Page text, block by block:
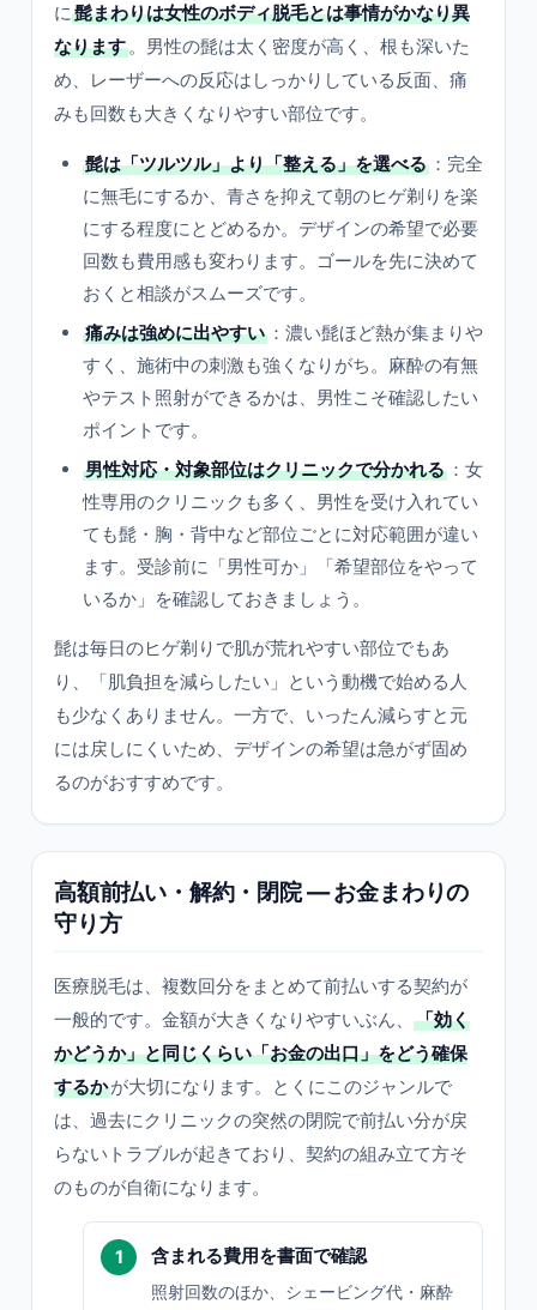
に髭まわりは女性のボディ脱毛とは事情がかなり異
なります。男性の髭は太く密度が高く、根も深いた
め、レーザーへの反応はしっかりしている反面、痛
みも回数も大きくなりやすい部位です。
髭は「ツルツル」より「整える」を選べる ：完全
に無毛にするか、青さを抑えて朝のヒゲ剃りを楽
にする程度にとどめるか。デザインの希望で必要
回数も費用感も変わります。ゴールを先に決めて
おくと相談がスムーズです。
痛みは強めに出やすい ：濃い髭ほど熱が集まりや
すく、施術中の刺激も強くなりがち。麻酔の有無
やテスト照射ができるかは、男性こそ確認したい
ポイントです。
男性対応・対象部位はクリニックで分かれる ：女
性専用のクリニックも多く、男性を受け入れてい
ても髭・胸・背中など部位ごとに対応範囲が違い
ます。受診前に「男性可か」「希望部位をやって
いるか」を確認しておきましょう。
髭は毎日のヒゲ剃りで肌が荒れやすい部位でもあ
り、「肌負担を減らしたい」という動機で始める人
も少なくありません。一方で、いったん減らすと元
には戻しにくいため、デザインの希望は急がず固め
るのがおすすめです。
高額前払い・解約・閉院 — お金まわりの
守り方
医療脱毛は、複数回分をまとめて前払いする契約が
一般的です。金額が大きくなりやすいぶん、
「効く
かどうか」と同じくらい「お金の出口」をどう確保
するかが大切になります。とくにこのジャンルで
は、過去にクリニックの突然の閉院で前払い分が戻
らないトラブルが起きており、契約の組み立て方そ
のものが自衛になります。
含まれる費用を書面で確認
照射回数のほか、シェービング代・麻酔